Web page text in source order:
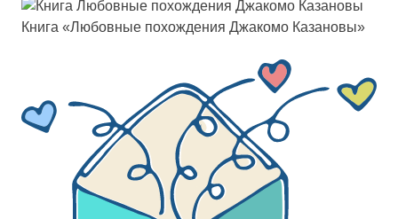
Кни­га «Любов­ные по­хож­де­ния Джа­ко­мо Каза­но­вы»